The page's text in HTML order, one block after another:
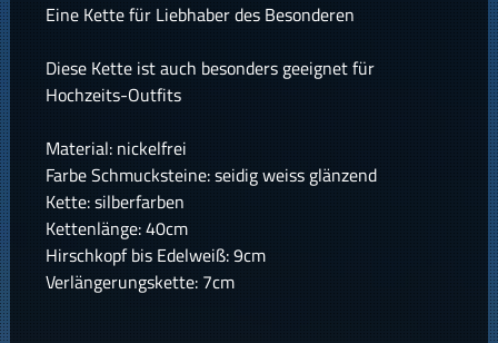
Eine Kette für Liebhaber des Besonderen
Diese Kette ist auch besonders geeignet für
Hochzeits-Outfits
Material: nickelfrei
Farbe Schmucksteine: seidig weiss glänzend
Kette: silberfarben
Kettenlänge: 40cm
Hirschkopf bis Edelweiß: 9cm
Verlängerungskette: 7cm